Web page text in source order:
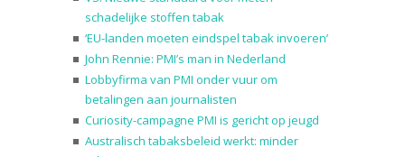
schadelijke stoffen tabak
‘EU-landen moeten eindspel tabak invoeren’
John Rennie: PMI’s man in Nederland
Lobbyfirma van PMI onder vuur om
betalingen aan journalisten
Curiosity-campagne PMI is gericht op jeugd
Australisch tabaksbeleid werkt: minder